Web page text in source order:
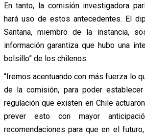
En tanto, la comisión investigadora
hará uso de estos antecedentes. El
Santana, miembro de la instancia,
información garantiza que hubo una
bolsillo” de los chilenos.
“Iremos acentuando con más fuerza lo
de la comisión, para poder
regulación que existen en Chile
prever esto con mayor
recomendaciones para que en el